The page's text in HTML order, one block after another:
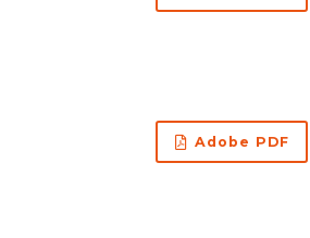
Adobe PDF